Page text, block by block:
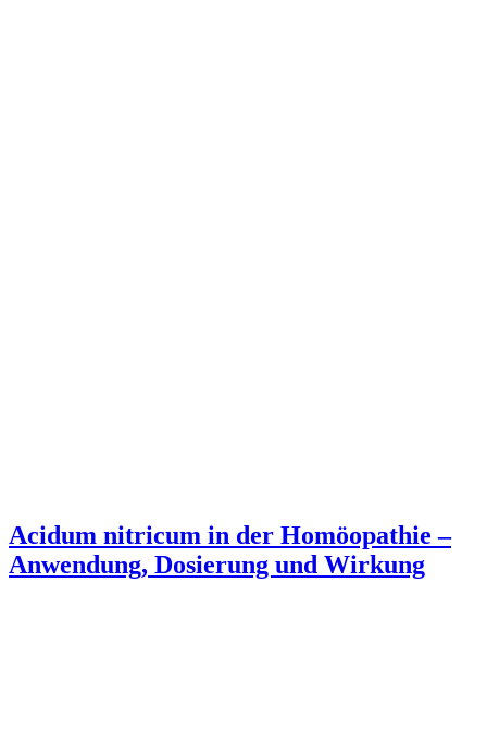
Acidum nitricum in der Homöopathie –
Anwendung, Dosierung und Wirkung